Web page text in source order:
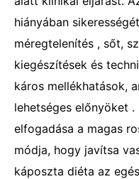
hiányában
méregtelenítés , sőt,
kiegészítések és
káros mellékhatások,
lehetséges előnyöket
elfogadása a magas
módja, hogy javítsa
káposzta diéta az